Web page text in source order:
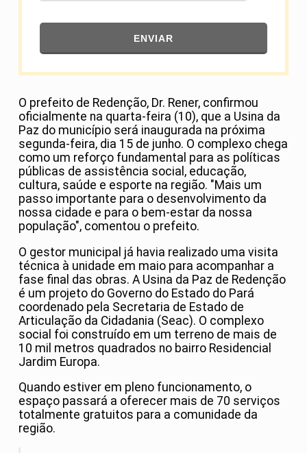
ENVIAR
O prefeito de Redenção, Dr. Rener, confirmou
oficialmente na quarta-feira (10), que a Usina da
Paz do município será inaugurada na próxima
segunda-feira, dia 15 de junho. O complexo chega
como um reforço fundamental para as políticas
públicas de assistência social, educação,
cultura, saúde e esporte na região. "Mais um
passo importante para o desenvolvimento da
nossa cidade e para o bem-estar da nossa
população", comentou o prefeito.
O gestor municipal já havia realizado uma visita
técnica à unidade em maio para acompanhar a
fase final das obras. A Usina da Paz de Redenção
é um projeto do Governo do Estado do Pará
coordenado pela Secretaria de Estado de
Articulação da Cidadania (Seac). O complexo
social foi construído em um terreno de mais de
10 mil metros quadrados no bairro Residencial
Jardim Europa.
Quando estiver em pleno funcionamento, o
espaço passará a oferecer mais de 70 serviços
totalmente gratuitos para a comunidade da
região.